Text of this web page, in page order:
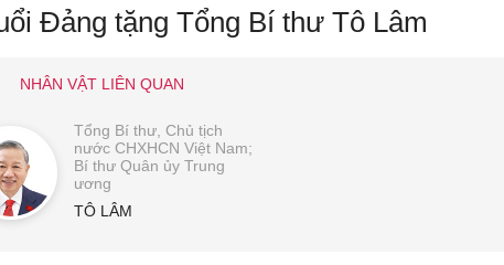
Đảng tặng Tổng Bí thư Tô Lâm
NHÂN VẬT LIÊN QUAN
Tổng Bí thư, Chủ tịch
nước CHXHCN Việt Nam;
Bí thư Quân ủy Trung
ương
TÔ LÂM